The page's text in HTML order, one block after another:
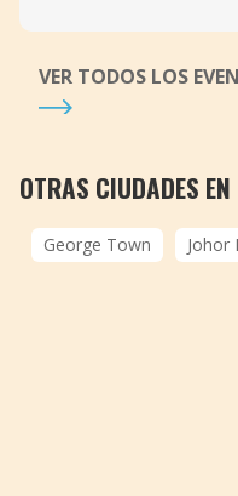
VER TODOS LOS
OTRAS CIUDADES
George Town Johor